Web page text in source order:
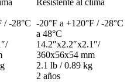
Resistente al clima
/ -28°C -20°F a +120°F / -28°C
a 48°C
14.2″x2.2″x2.1″/
360x56x54 mm
2.1 lb / 0.89 kg
2 años